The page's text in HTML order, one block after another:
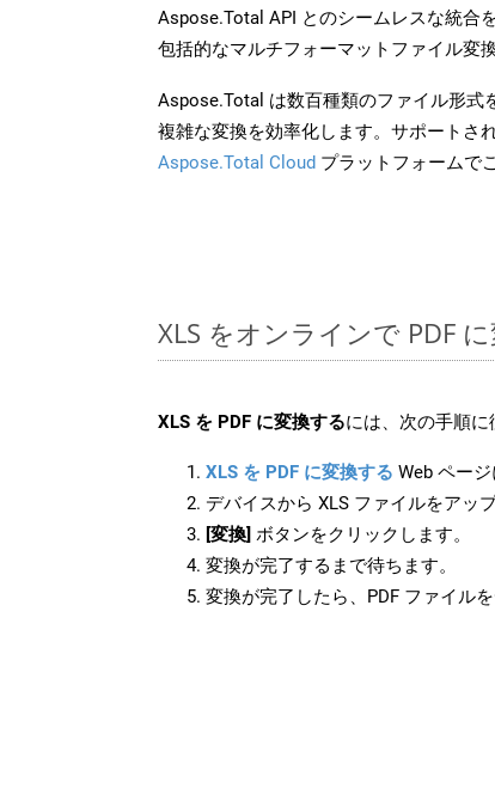
Aspose.Total API とのシームレスな統合
包括的なマルチフォーマットファイル変
Aspose.Total は数百種類のファイル形式
複雑な変換を効率化します。サポートさ
Aspose.Total Cloud プラットフォームで
XLS をオンラインで PDF
XLS を PDF に変換するには、次の手順
XLS を PDF に変換する Web ページ
デバイスから XLS ファイルをアッ
[変換] ボタンをクリックします。
変換が完了するまで待ちます。
変換が完了したら、PDF ファイル